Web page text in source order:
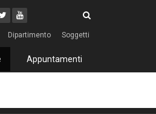
Twitter
Youtube
Dipartimento Soggetti
Appuntamenti